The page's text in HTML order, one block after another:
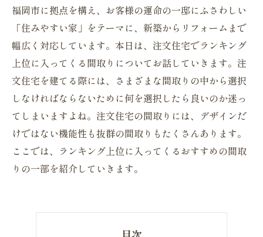
福岡市に拠点を構え、お客様の運命の一邸にふさわしい
「住みやすい家」をテーマに、新築からリフォームまで
幅広く対応しています。本日は、注文住宅でランキング
上位に入ってくる間取りについてお話していきます。注
文住宅を建てる際には、さまざまな間取りの中から選択
しなければならないために何を選択したら良いのか迷っ
てしまいますよね。注文住宅の間取りには、デザインだ
けではない機能性も抜群の間取りもたくさんあります。
ここでは、ランキング上位に入ってくるおすすめの間取
りの一部を紹介していきます。